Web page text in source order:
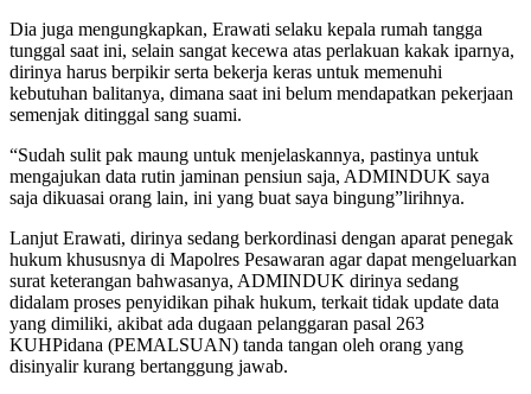
Dia juga mengungkapkan, Erawati selaku kepala rumah tangga
tunggal saat ini, selain sangat kecewa atas perlakuan kakak iparnya,
dirinya harus berpikir serta bekerja keras untuk memenuhi
kebutuhan balitanya, dimana saat ini belum mendapatkan pekerjaan
semenjak ditinggal sang suami.
“Sudah sulit pak maung untuk menjelaskannya, pastinya untuk
mengajukan data rutin jaminan pensiun saja, ADMINDUK saya
saja dikuasai orang lain, ini yang buat saya bingung”lirihnya.
Lanjut Erawati, dirinya sedang berkordinasi dengan aparat penegak
hukum khususnya di Mapolres Pesawaran agar dapat mengeluarkan
surat keterangan bahwasanya, ADMINDUK dirinya sedang
didalam proses penyidikan pihak hukum, terkait tidak update data
yang dimiliki, akibat ada dugaan pelanggaran pasal 263
KUHPidana (PEMALSUAN) tanda tangan oleh orang yang
disinyalir kurang bertanggung jawab.